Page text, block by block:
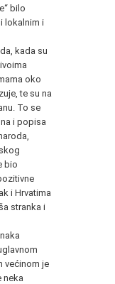
bilo
lokalnim i
kada su
oko
te su na
To se
i popisa
bio
i Hrvatima
stranka i
većinom je
neka